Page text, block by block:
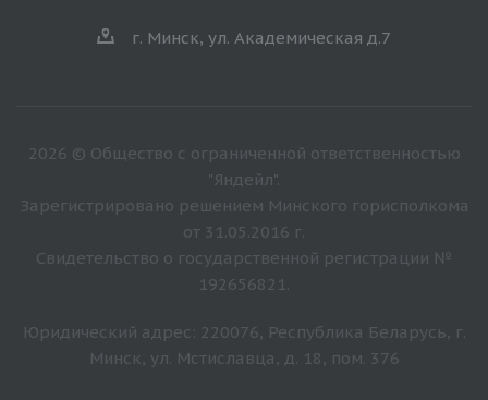
г. Минск, ул. Академическая д.7
2026 © Общество с ограниченной ответственностью
"Яндейл".
Зарегистрировано решением Минского горисполкома
от 31.05.2016 г.
Свидетельство о государственной регистрации №
192656821.
Юридический адрес: 220076, Республика Беларусь, г.
Минск, ул. Мстиславца, д. 18, пом. 376